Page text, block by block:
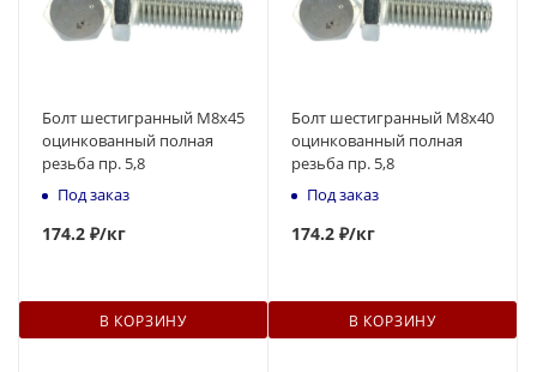
Болт шестигранный М8x45
оцинкованный полная
резьба пр. 5,8
Под заказ
174.2 ₽/кг
В КОРЗИНУ
Болт шестигранный М8x40
оцинкованный полная
резьба пр. 5,8
Под заказ
174.2 ₽/кг
В КОРЗИНУ